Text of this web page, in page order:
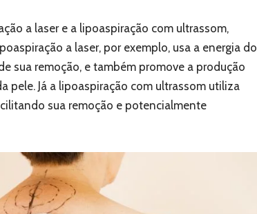
a laser e a lipoaspiração com ultrassom,
a laser, por exemplo, usa a energia do
sua remoção, e também promove a produção
pele. Já a lipoaspiração com ultrassom utiliza
sua remoção e potencialmente